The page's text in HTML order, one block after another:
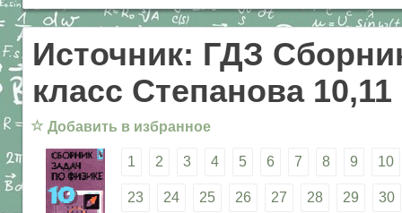
Источник: ГДЗ
класс Степанова 10,11
☆ Добавить в избранное
1 2 3 4 5 6 7 8 9 10
23 24 25 26 27 28 29 30